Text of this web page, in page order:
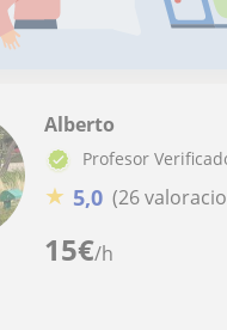
15€/h
Alberto
Profesor
★ 5,0 (26